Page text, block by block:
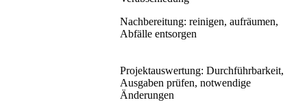
Nachbereitung: reinigen, aufräumen,
Abfälle entsorgen
Projektauswertung: Durchführbarkeit,
Ausgaben prüfen, notwendige
Änderungen